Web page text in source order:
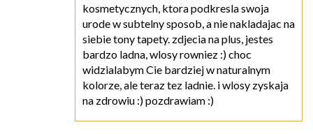
kosmetycznych, ktora podkresla swoja
urode w subtelny sposob, a nie nakladajac na
siebie tony tapety. zdjecia na plus, jestes
bardzo ladna, wlosy rowniez :) choc
widzialabym Cie bardziej w naturalnym
kolorze, ale teraz tez ladnie. i wlosy zyskaja
na zdrowiu :) pozdrawiam :)